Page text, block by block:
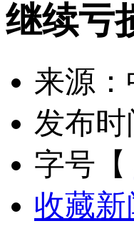
继续亏
来源：
发布时
字号【
收藏新